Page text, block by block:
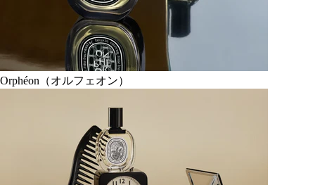
Orphéon（オルフェオン）